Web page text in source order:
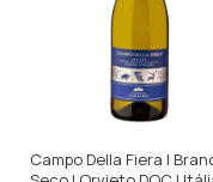
Campo Della Fiera |